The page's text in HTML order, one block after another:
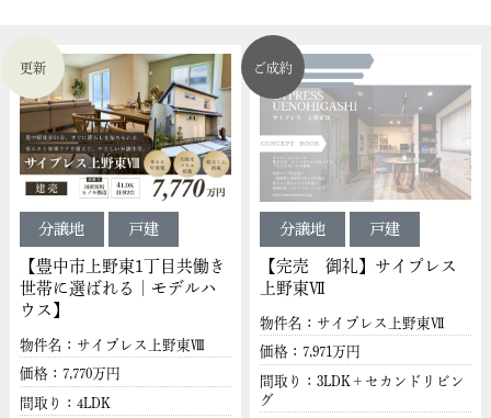
更新
分譲地 戸建
【豊中市上野東1丁目共働き
世帯に選ばれる｜モデルハ
ウス】
物件名：サイプレス上野東Ⅷ
価格：7,770万円
間取り：4LDK
ご成約
分譲地 戸建
【完売 御礼】サイプレス
上野東Ⅶ
物件名：サイプレス上野東Ⅶ
価格：7,971万円
間取り：3LDK＋セカンドリビン
グ